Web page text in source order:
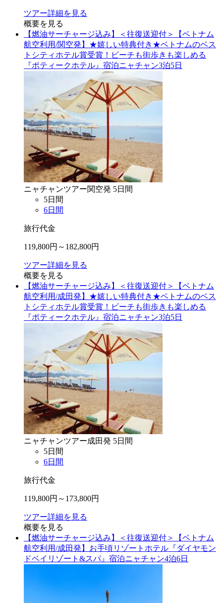
ツアー詳細を見る
概要を見る
【燃油サーチャージ込み】＜往復送迎付＞【ベトナム
航空利用/関空発】★嬉しい特典付き★ベトナムのベス
トシティホテル賞受賞！ビーチも街歩きも楽しめる
『ポティークホテル』宿泊ニャチャン3泊5日
ニャチャンツアー関空発 5日間
5日間
6日間
旅行代金
119,800円～ 182,800円
ツアー詳細を見る
概要を見る
【燃油サーチャージ込み】＜往復送迎付＞【ベトナム
航空利用/成田発】★嬉しい特典付き★ベトナムのベス
トシティホテル賞受賞！ビーチも街歩きも楽しめる
『ポティークホテル』宿泊ニャチャン3泊5日
ニャチャンツアー成田発 5日間
5日間
6日間
旅行代金
119,800円～ 173,800円
ツアー詳細を見る
概要を見る
【燃油サーチャージ込み】＜往復送迎付＞【ベトナム
航空利用/成田発】お手頃リゾートホテル『ダイヤモン
ドベイリゾート&スパ』宿泊ニャチャン4泊6日